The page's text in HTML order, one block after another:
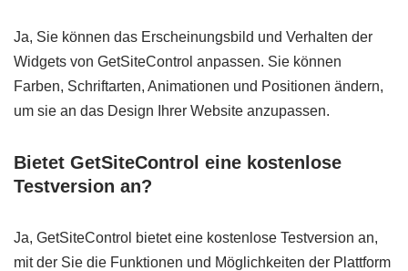
Ja, Sie können das Erscheinungsbild und Verhalten der
Widgets von GetSiteControl anpassen. Sie können
Farben, Schriftarten, Animationen und Positionen ändern,
um sie an das Design Ihrer Website anzupassen.
Bietet GetSiteControl eine kostenlose
Testversion an?
Ja, GetSiteControl bietet eine kostenlose Testversion an,
mit der Sie die Funktionen und Möglichkeiten der Plattform